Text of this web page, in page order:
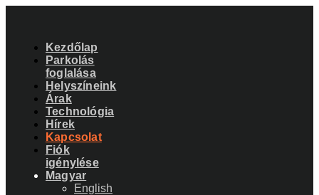
Kezdőlap
Parkolás
foglalása
Helyszíneink
Árak
Technológia
Hírek
Kapcsolat
Fiók
igénylése
Magyar
English